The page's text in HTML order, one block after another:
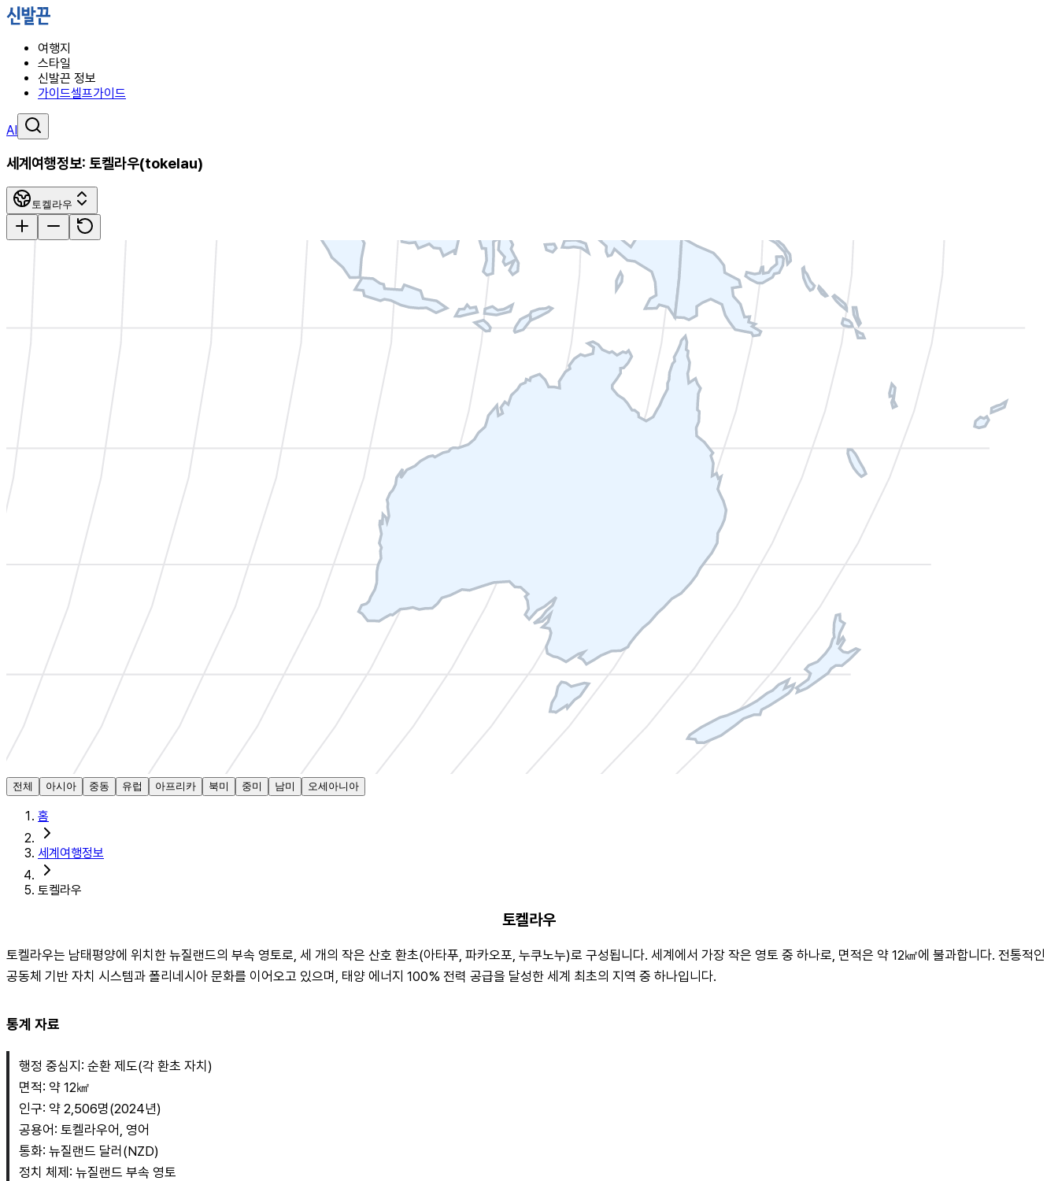
여행지
스타일
신발끈 정보
가이드셀프가이드
AI
세계여행정보: 토켈라우(tokelau)
토켈라우
전체 아시아 중동 유럽 아프리카 북미 중미 남미 오세아니아
홈
세계여행정보
토켈라우
토켈라우
토켈라우는 남태평양에 위치한 뉴질랜드의 부속 영토로, 세 개의 작은 산호 환초(아타푸, 파카오포, 누쿠노누)로 구성됩니다. 세계에서 가장 작은 영토 중 하나로, 면적은 약 12㎢에 불과합니다. 전통적인
공동체 기반 자치 시스템과 폴리네시아 문화를 이어오고 있으며, 태양 에너지 100% 전력 공급을 달성한 세계 최초의 지역 중 하나입니다.
통계 자료
행정 중심지: 순환 제도(각 환초 자치)
면적: 약 12㎢
인구: 약 2,506명(2024년)
공용어: 토켈라우어, 영어
통화: 뉴질랜드 달러(NZD)
정치 체제: 뉴질랜드 부속 영토